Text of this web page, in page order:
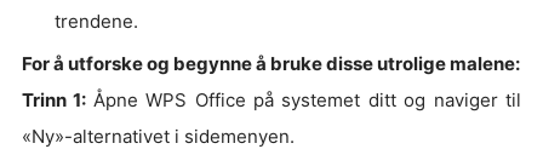
trendene.
For å utforske og begynne å bruke disse utrolige malene:
Trinn 1: Åpne WPS Office på systemet ditt og naviger til
«Ny»-alternativet i sidemenyen.